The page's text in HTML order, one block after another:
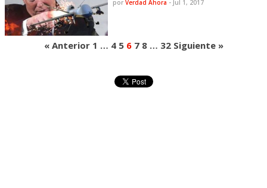
porVerdad Ahora - Jul 1, 2017
« Anterior 1 … 4 5 6 7 8 … 32 Siguiente »